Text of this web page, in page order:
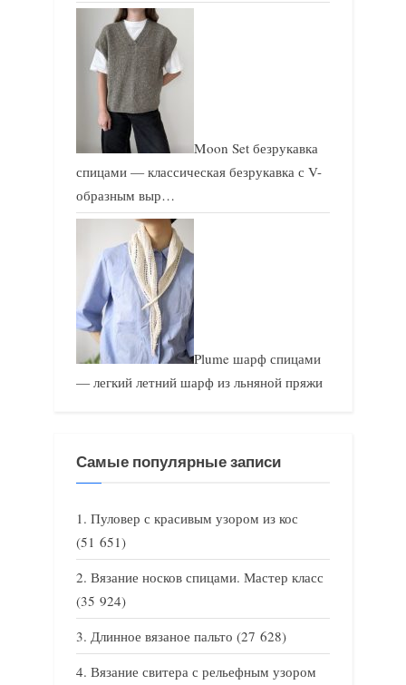
Moon Set безрукавка
спицами — классическая безрукавка с V-
образным выр…
Plume шарф спицами
— легкий летний шарф из льняной пряжи
Самые популярные записи
Пуловер с красивым узором из кос
(51 651)
Вязание носков спицами. Мастер класс
(35 924)
Длинное вязаное пальто (27 628)
Вязание свитера с рельефным узором